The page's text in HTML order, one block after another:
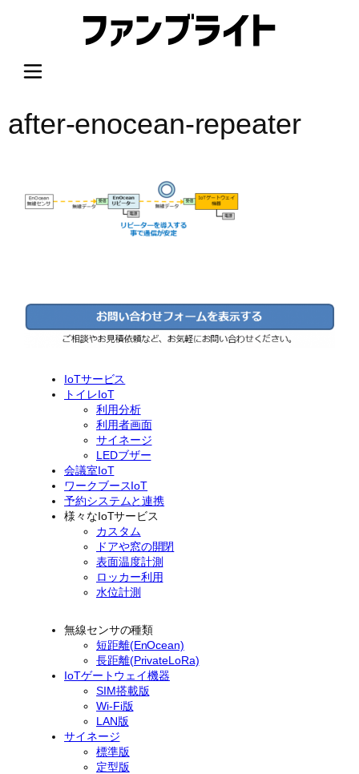
プ
after-enocean-repeater
IoTサービス
トイレIoT
利用分析
利用者画面
サイネージ
LEDブザー
会議室IoT
ワークブースIoT
予約システムと連携
様々なIoTサービス
カスタム
ドアや窓の開閉
表面温度計測
ロッカー利用
水位計測
無線センサの種類
短距離(EnOcean)
長距離(PrivateLoRa)
IoTゲートウェイ機器
SIM搭載版
Wi-Fi版
LAN版
サイネージ
標準版
定型版